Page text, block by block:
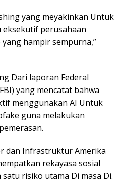
yang meyakinkan Untuk
eksekutif perusahaan
hampir sempurna,”
Dari laporan Federal
yang mencatat bahwa
menggunakan AI Untuk
guna melakukan
dan Infrastruktur Amerika
rekayasa sosial
risiko utama Di masa Di.